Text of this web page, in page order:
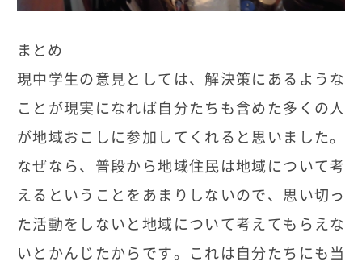
まとめ
現中学生の意見としては、解決策にあるような
ことが現実になれば自分たちも含めた多くの人
が地域おこしに参加してくれると思いました。
なぜなら、普段から地域住民は地域について考
えるということをあまりしないので、思い切っ
た活動をしないと地域について考えてもらえな
いとかんじたからです。これは自分たちにも当